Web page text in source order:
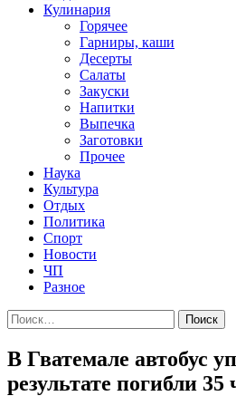
Кулинария
Горячее
Гарниры, каши
Десерты
Салаты
Закуски
Напитки
Выпечка
Заготовки
Прочее
Наука
Культура
Отдых
Политика
Спорт
Новости
ЧП
Разное
Найти:
В Гватемале автобус
результате погибли 35